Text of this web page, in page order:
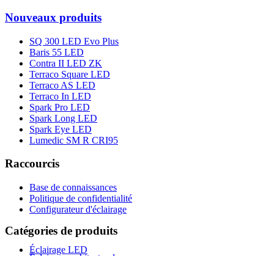
Nouveaux produits
SQ 300 LED Evo Plus
Baris 55 LED
Contra II LED ZK
Terraco Square LED
Terraco AS LED
Terraco In LED
Spark Pro LED
Spark Long LED
Spark Eye LED
Lumedic SM R CRI95
Raccourcis
Base de connaissances
Politique de confidentialité
Configurateur d'éclairage
Catégories de produits
Éclairage LED